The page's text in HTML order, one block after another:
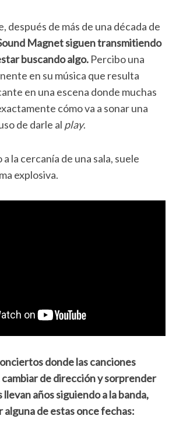
después de más de una década de
Magnet siguen transmitiendo
buscando algo.Percibo una
en su música que resulta
en una escena donde muchas
cómo va a sonar una
de darle al play.
la cercanía de una sala, suele
explosiva.
donde las canciones
de dirección y sorprender
años siguiendo a la banda,
de estas once fechas: